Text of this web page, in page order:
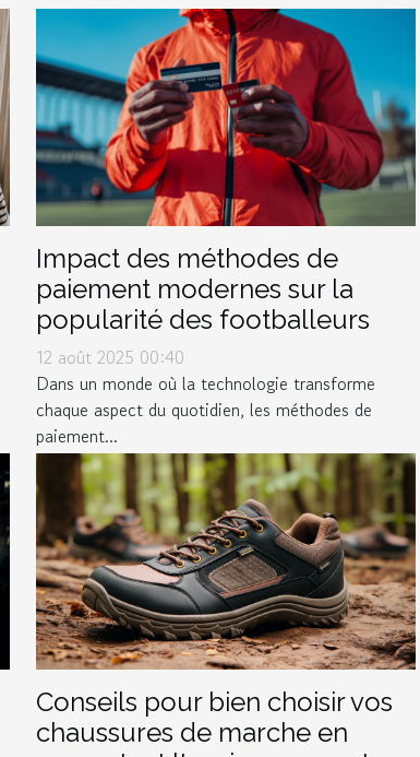
Impact des méthodes de
paiement modernes sur la
popularité des footballeurs
12 août 2025 00:40
Dans un monde où la technologie transforme
chaque aspect du quotidien, les méthodes de
paiement...
Conseils pour bien choisir vos
chaussures de marche en